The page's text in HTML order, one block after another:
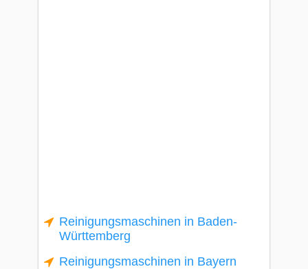
Reinigungsmaschinen in Baden-
Württemberg
Reinigungsmaschinen in Bayern